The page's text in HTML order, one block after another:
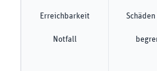
Erreichbarkeit
Notfall